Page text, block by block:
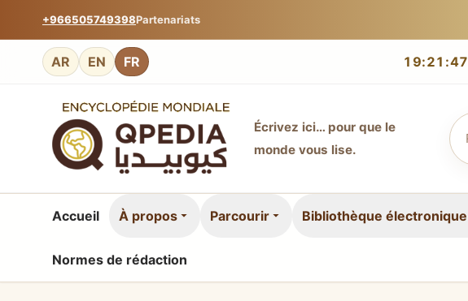
+966505749398Partenariats
AR EN FR 19:21:48
Écrivez ici… pour que le
monde vous lise.
Accueil À propos Parcourir Bibliothèque électronique
Normes de rédaction